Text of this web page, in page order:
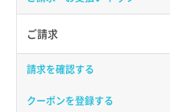
ご請求
請求を確認する
クーポンを登録する